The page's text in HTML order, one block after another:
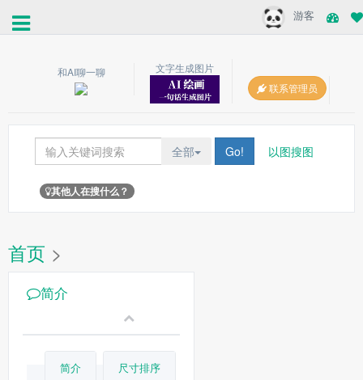
游客
和AI聊一聊
文字生成图片
联系管理员
全部 Go! 以图搜图
其他人在搜什么？
首页 >
简介
简介 尺寸排序